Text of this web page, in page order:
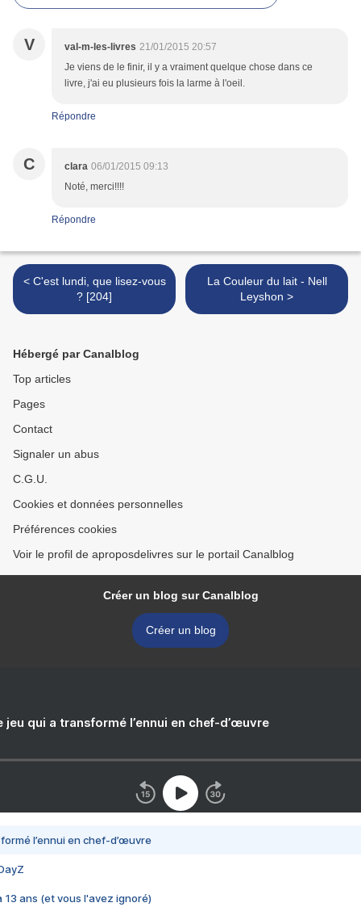
V val-m-les-livres 21/01/2015 20:57
Je viens de le finir, il y a vraiment quelque chose dans ce
livre, j'ai eu plusieurs fois la larme à l'oeil.
Répondre
C clara 06/01/2015 09:13
Noté, merci!!!!
Répondre
< C'est lundi, que lisez-vous
? [204]
La Couleur du lait - Nell
Leyshon >
Hébergé par Canalblog
Top articles
Pages
Contact
Signaler un abus
C.G.U.
Cookies et données personnelles
Préférences cookies
Voir le profil de aproposdelivres sur le portail Canalblog
Créer un blog sur Canalblog
Créer un blog
jeu qui a transformé l’ennui en chef-d’œuvre
l’ennui en chef-d’œuvre
13 ans (et vous l'avez ignoré)